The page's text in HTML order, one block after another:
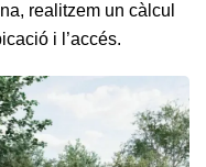
realitzem un càlcul
i l’accés.